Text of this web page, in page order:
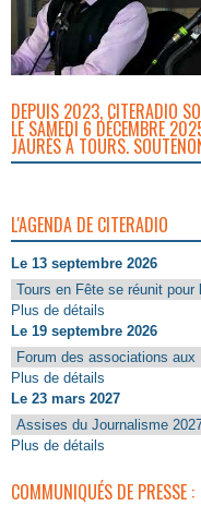
DEPUIS 2023, CITERADIO
LE SAMEDI 6 DÉCEMBRE
JAURÈS À TOURS.
L'AGENDA DE CITERADIO
Le 13 septembre 2026
Tours en Fête se réunit pour
Plus de détails
Le 19 septembre 2026
Forum des associations
Plus de détails
Le 23 mars 2027
Assises du Journalisme
Plus de détails
COMMUNIQUÉS DE PRESSE :